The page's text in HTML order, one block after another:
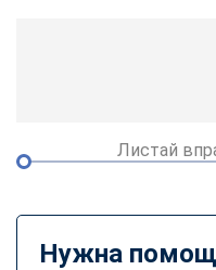
Листай
Нужна